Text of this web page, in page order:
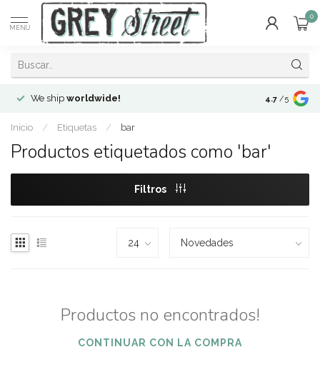
MENÚ
0
We ship worldwide! !Envíos a
4.7 /5
Inicio / Etiquetas / bar
Productos etiquetados como 'bar'
Filtros
Productos no encontrados!
CONTINUAR CON LA COMPRA